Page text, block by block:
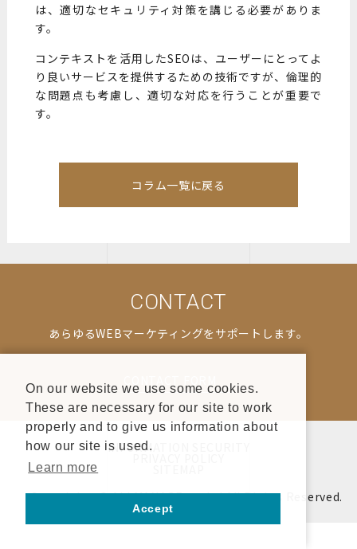
は、適切なセキュリティ対策を講じる必要がありま
す。
コンテキストを活用したSEOは、ユーザーにとってよ
り良いサービスを提供するための技術ですが、倫理的
な問題点も考慮し、適切な対応を行うことが重要で
す。
コラム一覧に戻る
CONTACT
あらゆるWEBマーケティングをサポートします。
INFORMATION SECURITY
Copyrights © ALLMANAGE co.,ltd All Rights Reserved.
On our website we use some cookies.
These are necessary for our site to work
properly and to give us information about
how our site is used.
Learn more
Accept